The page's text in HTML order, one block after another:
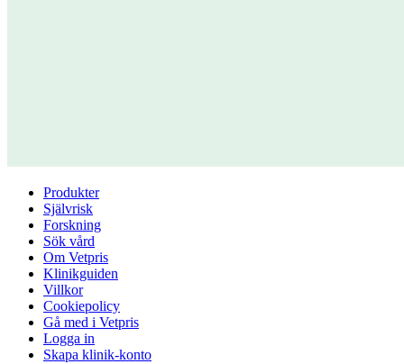
Produkter
Självrisk
Forskning
Sök vård
Om Vetpris
Klinikguiden
Villkor
Cookiepolicy
Gå med i Vetpris
Logga in
Skapa klinik-konto